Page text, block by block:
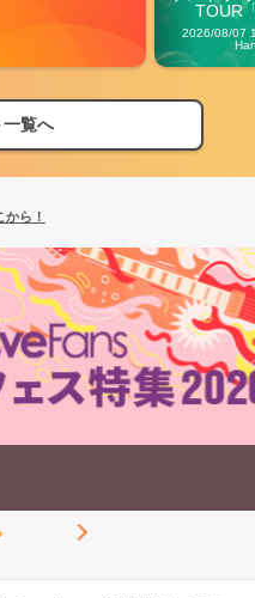
TOUR
2026/08/07
一覧へ
ら！
期編発表！
から！
期編発表！